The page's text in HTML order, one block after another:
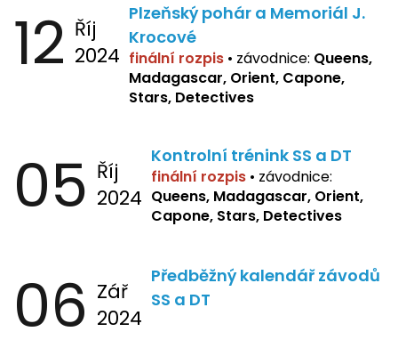
12 Říj
2024
Plzeňský pohár a Memoriál J.
Krocové
finální rozpis • závodnice: Queens,
Madagascar, Orient, Capone,
Stars, Detectives
05 Říj
2024
Kontrolní trénink SS a DT
finální rozpis • závodnice:
Queens, Madagascar, Orient,
Capone, Stars, Detectives
06 Zář
2024
Předběžný kalendář závodů
SS a DT